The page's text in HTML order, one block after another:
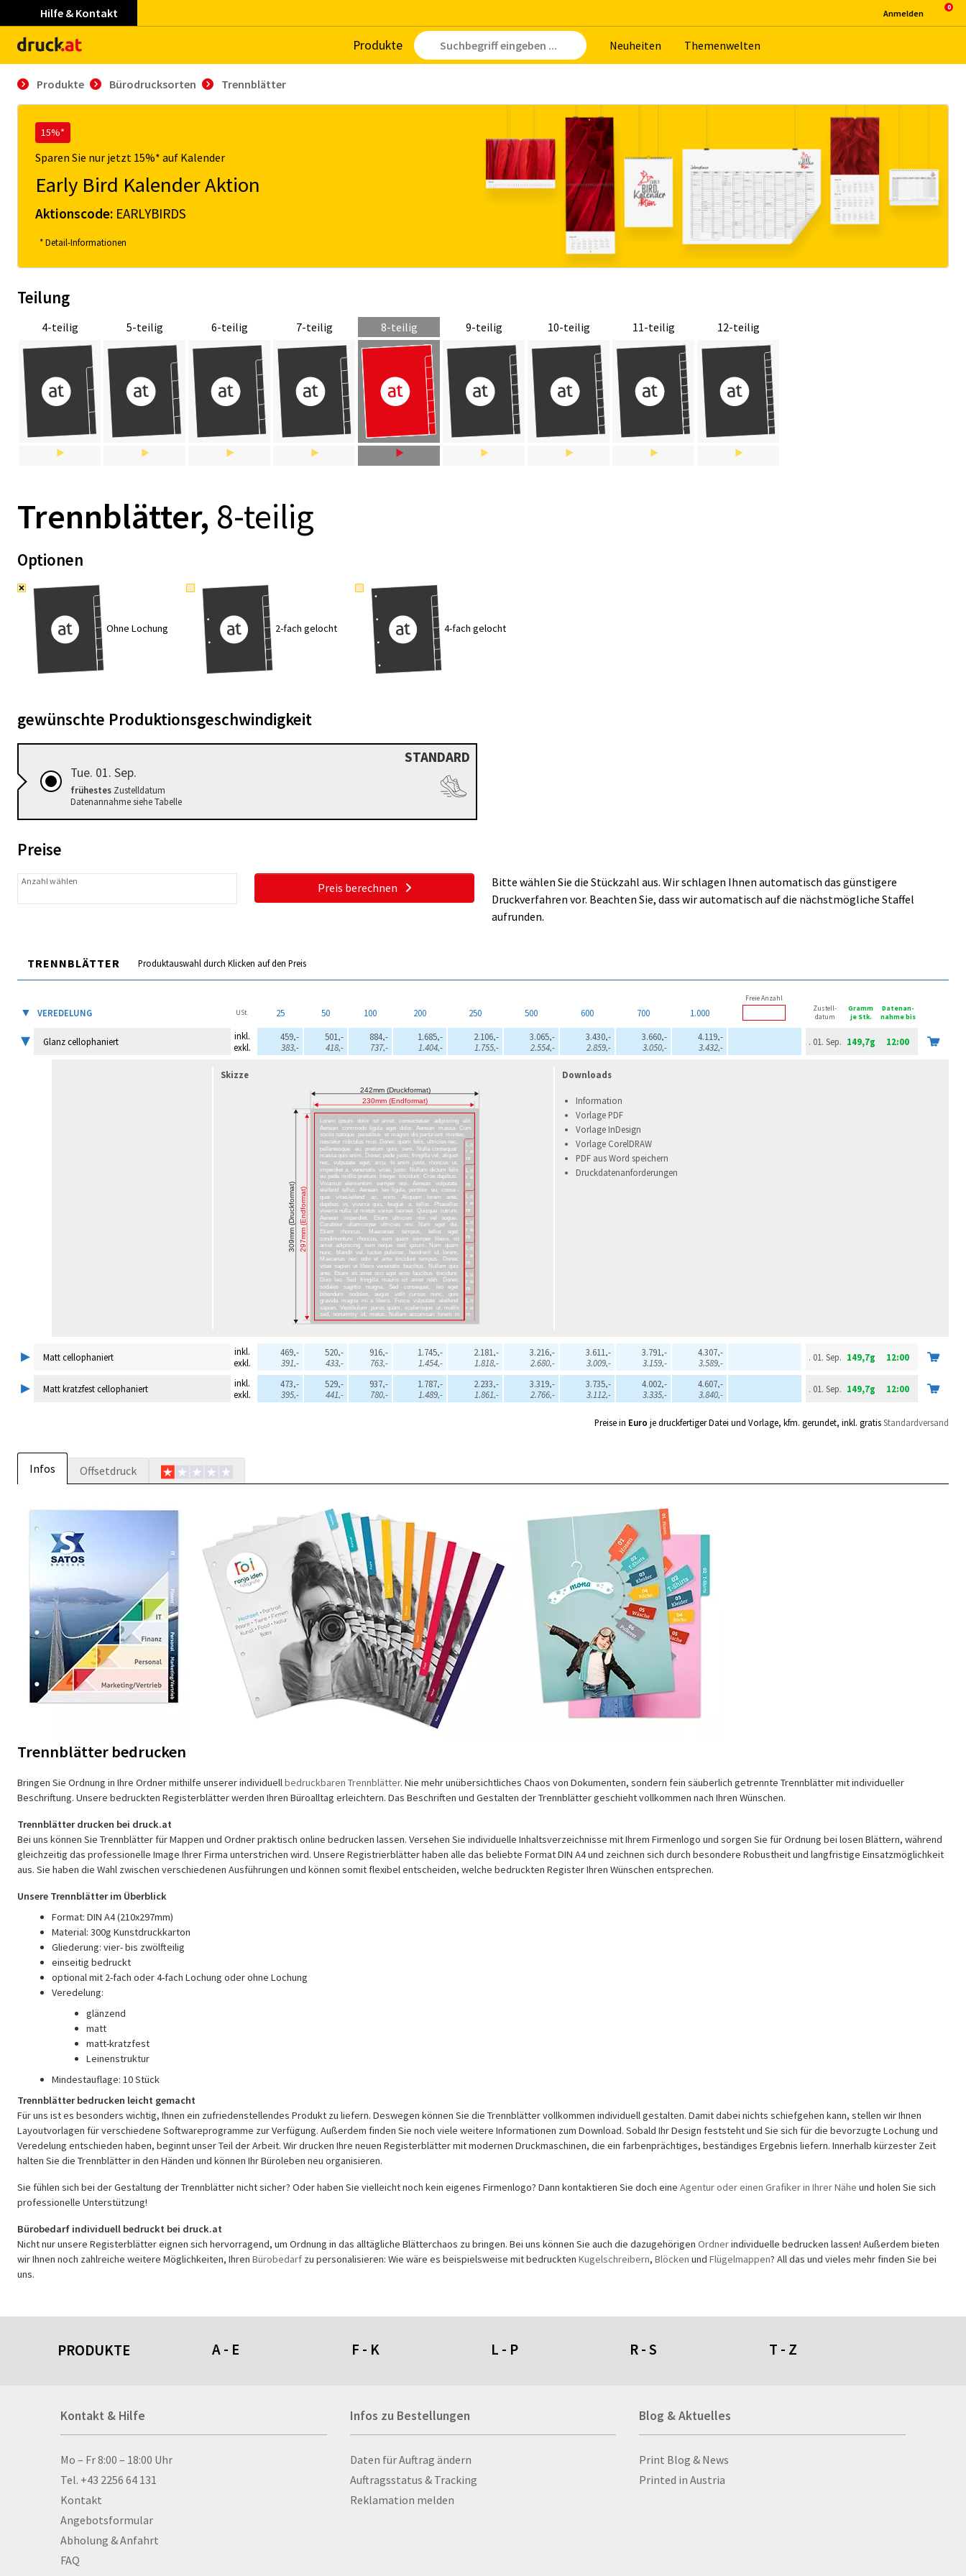
Hilfe & Kontakt
Pro­duk­te Neu­hei­ten The­men­wel­ten
An­mel­den
Produkte Bürodrucksorten Trennblätter
15%*
Sparen Sie nur jetzt 15%* auf Kalender
Early Bird Kalender Aktion
Aktionscode: EARLYBIRDS
* Detail-Informationen
Teilung
4-teilig 5-teilig 6-teilig 7-teilig 8-teilig 9-teilig 10-teilig 11-teilig 12-teilig
Trenn­blät­ter, 8-tei­lig
Optionen
Ohne Lochung 2-fach gelocht 4-fach gelocht
gewünschte Produktionsgeschwindigkeit
Tue. 01. Sep.
frühestes Zustelldatum
Datenannahme siehe Tabelle
STANDARD
Preise
Anzahl wählen Preis berechnen
Bitte wählen Sie die Stückzahl aus. Wir schlagen Ihnen automatisch das günstigere
Druckverfahren vor. Beachten Sie, dass wir automatisch auf die nächstmögliche Staffel
aufrunden.
TRENNBLÄTTER Produktauswahl durch Klicken auf den Preis
▼ VEREDELUNG USt. 25 50 100 200 250 500 600 700 1.000
Freie Anzahl
Zustell-
datum
Gramm
je Stk.
Datenan-
nahme bis
▾ Glanz cellophaniert inkl. 459,- 501,- 884,- 1.685,- 2.106,- 3.065,- 3.430,- 3.660,- 4.119,- . 01. Sep. 149,7g 12:00
exkl. 383,- 418,- 737,- 1.404,- 1.755,- 2.554,- 2.859,- 3.050,- 3.432,-
Skizze Downloads
Information
Vorlage PDF
Vorlage InDesign
Vorlage CorelDRAW
PDF aus Word speichern
Druckdatenanforderungen
▸ Matt cellophaniert inkl. 469,- 520,- 916,- 1.745,- 2.181,- 3.216,- 3.611,- 3.791,- 4.307,- . 01. Sep. 149,7g 12:00
exkl. 391,- 433,- 763,- 1.454,- 1.818,- 2.680,- 3.009,- 3.159,- 3.589,-
▸ Matt kratzfest cellophaniert inkl. 473,- 529,- 937,- 1.787,- 2.233,- 3.319,- 3.735,- 4.002,- 4.607,- . 01. Sep. 149,7g 12:00
exkl. 395,- 441,- 780,- 1.489,- 1.861,- 2.766,- 3.112,- 3.335,- 3.840,-
Preise in Euro je druckfertiger Datei und Vorlage, kfm. gerundet, inkl. gratisStandardversand
Infos Offsetdruck
Trennblätter bedrucken
Bringen Sie Ordnung in Ihre Ordner mithilfe unserer individuell bedruckbaren Trennblätter. Nie mehr unübersichtliches Chaos von Dokumenten, sondern fein säuberlich getrennte Trennblätter mit individueller
Beschriftung. Unsere bedruckten Registerblätter werden Ihren Büroalltag erleichtern. Das Beschriften und Gestalten der Trennblätter geschieht vollkommen nach Ihren Wünschen.
Trennblätter drucken bei druck.at
Bei uns können Sie Trennblätter für Mappen und Ordner praktisch online bedrucken lassen. Versehen Sie individuelle Inhaltsverzeichnisse mit Ihrem Firmenlogo und sorgen Sie für Ordnung bei losen Blättern, während
gleichzeitig das professionelle Image Ihrer Firma unterstrichen wird. Unsere Registrierblätter haben alle das beliebte Format DIN A4 und zeichnen sich durch besondere Robustheit und langfristige Einsatzmöglichkeit
aus. Sie haben die Wahl zwischen verschiedenen Ausführungen und können somit flexibel entscheiden, welche bedruckten Register Ihren Wünschen entsprechen.
Unsere Trennblätter im Überblick
Format: DIN A4 (210x297mm)
Material: 300g Kunstdruckkarton
Gliederung: vier- bis zwölfteilig
einseitig bedruckt
optional mit 2-fach oder 4-fach Lochung oder ohne Lochung
Veredelung:
glänzend
matt
matt-kratzfest
Leinenstruktur
Mindestauflage: 10 Stück
Trennblätter bedrucken leicht gemacht
Für uns ist es besonders wichtig, Ihnen ein zufriedenstellendes Produkt zu liefern. Deswegen können Sie die Trennblätter vollkommen individuell gestalten. Damit dabei nichts schiefgehen kann, stellen wir Ihnen
Layoutvorlagen für verschiedene Softwareprogramme zur Verfügung. Außerdem finden Sie noch viele weitere Informationen zum Download. Sobald Ihr Design feststeht und Sie sich für die bevorzugte Lochung und
Veredelung entschieden haben, beginnt unser Teil der Arbeit. Wir drucken Ihre neuen Registerblätter mit modernen Druckmaschinen, die ein farbenprächtiges, beständiges Ergebnis liefern. Innerhalb kürzester Zeit
halten Sie die Trennblätter in den Händen und können Ihr Büroleben neu organisieren.
Sie fühlen sich bei der Gestaltung der Trennblätter nicht sicher? Oder haben Sie vielleicht noch kein eigenes Firmenlogo? Dann kontaktieren Sie doch eine Agentur oder einen Grafiker in Ihrer Nähe und holen Sie sich
professionelle Unterstützung!
Bürobedarf individuell bedruckt bei druck.at
Nicht nur unsere Registerblätter eignen sich hervorragend, um Ordnung in das alltägliche Blätterchaos zu bringen. Bei uns können Sie auch die dazugehörigen Ordnerindividuelle bedrucken lassen! Außerdem bieten
wir Ihnen noch zahlreiche weitere Möglichkeiten, Ihren Bürobedarf zu personalisieren: Wie wäre es beispielsweise mit bedruckten Kugelschreibern, Blöcken und Flügelmappen? All das und vieles mehr finden Sie bei
uns.
PRODUKTE A - E
Allwetterplakate
F - K
Fahnensysteme
Faltschilder / Nasenschilder
Feuerzeuge
Fischerhut
Flachmänner
L - P
Lanyards & Schlüsselbänder
R - S
Regenschirme
Regiestühle
Rill- und Stanzprodukte
Roll-ups
T - Z
Taschen
Kontakt & Hilfe
Kontakt & Hilfe
Mo – Fr 8:00 – 18:00 Uhr
Tel. +43 2256 64 131
Kontakt
Angebotsformular
Abholung & Anfahrt
FAQ
Infos zu Bestellungen
Infos zu Bestellungen
Daten für Auftrag ändern
Auftragsstatus & Tracking
Reklamation melden
Blog & Aktuelles
Blog & Aktuelles
Print Blog & News
Printed in Austria